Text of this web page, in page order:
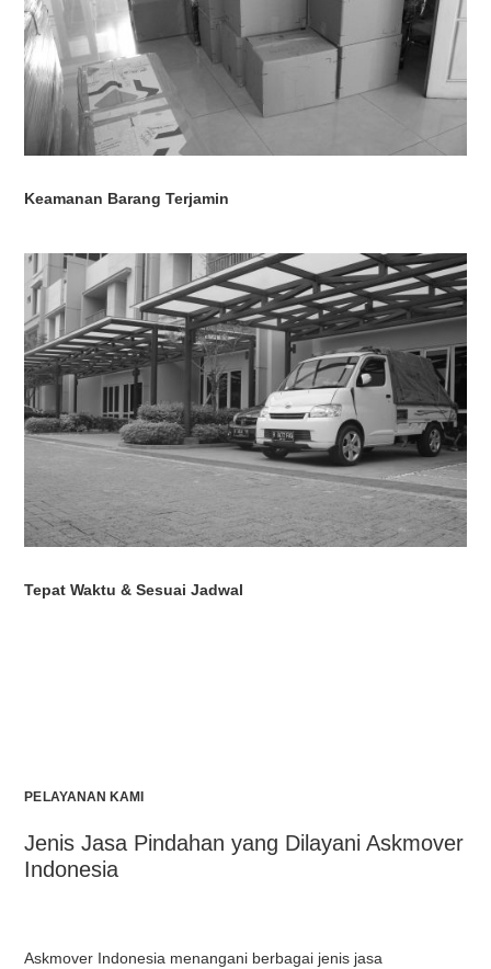
Keamanan Barang Terjamin
Tepat Waktu & Sesuai Jadwal
PELAYANAN KAMI
Jenis Jasa Pindahan yang Dilayani Askmover
Indonesia
Askmover Indonesia menangani berbagai jenis jasa